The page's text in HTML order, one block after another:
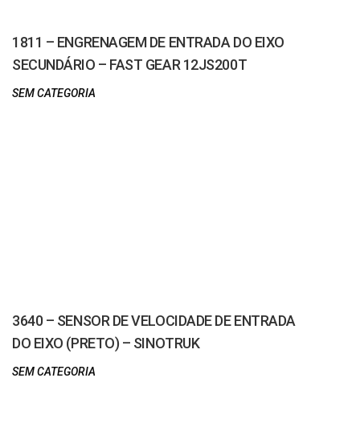
1811 – ENGRENAGEM DE ENTRADA DO EIXO
SECUNDÁRIO – FAST GEAR 12JS200T
SEM CATEGORIA
3640 – SENSOR DE VELOCIDADE DE ENTRADA
DO EIXO (PRETO) – SINOTRUK
SEM CATEGORIA